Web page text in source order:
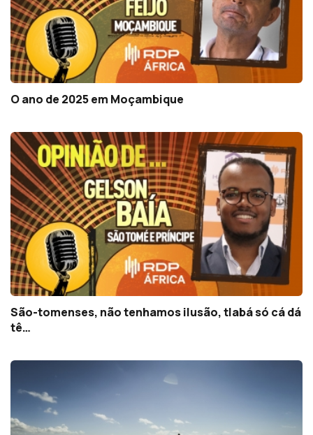
O ano de 2025 em Moçambique
São-tomenses, não tenhamos ilusão, tlabá só cá dá
tê…